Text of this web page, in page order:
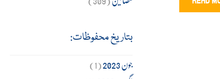
بتاریخ محفوظات:
جون 2023
(1)